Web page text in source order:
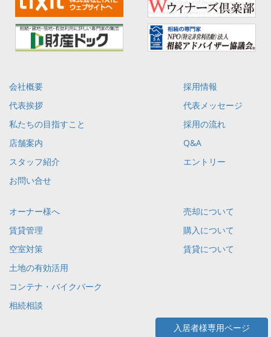
会社概要
代表挨拶
私たちの目指すこと
店舗案内
スタッフ紹介
お問い合せ
採用情報
代表メッセージ
採用の流れ
Q&A
エントリー
オーナー様へ
賃貸管理
空室対策
土地の有効活用
コンテナ・バイクパーク
相続相談
売却について
購入について
賃貸について
入居者様専用ページ